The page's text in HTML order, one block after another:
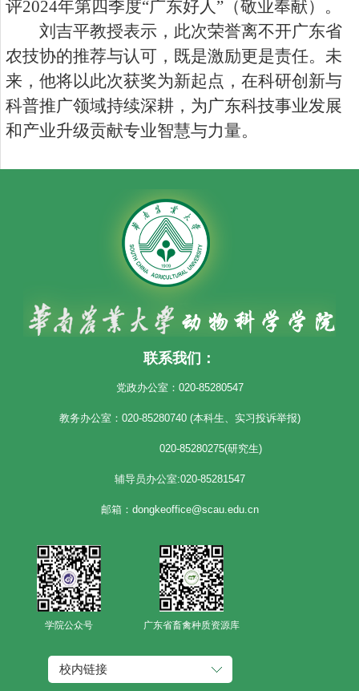
评2024年第四季度“广东好人”（敬业奉献）。
刘吉平教授表示，此次荣誉离不开广东省
农技协的推荐与认可，既是激励更是责任。未
来，他将以此次获奖为新起点，在科研创新与
科普推广领域持续深耕，为广东科技事业发展
和产业升级贡献专业智慧与力量。
联系我们：
党政办公室：020-85280547
教务办公室：020-85280740 (本科生、实习投诉举报)
020-85280275(研究生)
辅导员办公室:020-85281547
邮箱：dongkeoffice@scau.edu.cn
学院公众号 广东省畜禽种质资源库
校内链接